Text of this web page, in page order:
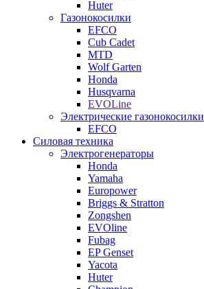
Huter
Газонокосилки
EFCO
Cub Cadet
MTD
Wolf Garten
Honda
Husqvarna
EVOLine
Электрические газонокосилки
EFCO
Силовая техника
Электрогенераторы
Honda
Yamaha
Europower
Briggs & Stratton
Zongshen
EVOline
Fubag
EP Genset
Yacota
Huter